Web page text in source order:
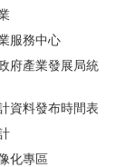
服務中心
府產業發展局統
資料發布時間表
化專區